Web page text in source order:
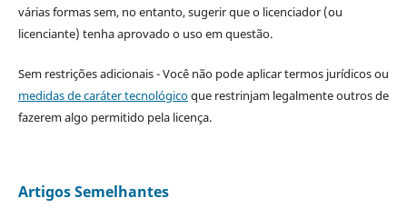
várias formas sem, no entanto, sugerir que o licenciador (ou
licenciante) tenha aprovado o uso em questão.
Sem restrições adicionais - Você não pode aplicar termos jurídicos ou
medidas de caráter tecnológicoque restrinjam legalmente outros de
fazerem algo permitido pela licença.
Artigos Semelhantes